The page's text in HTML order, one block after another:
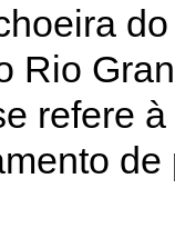
Rio
refere